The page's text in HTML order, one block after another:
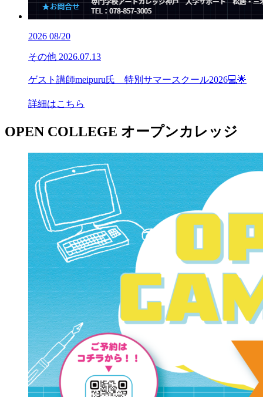
2026 08/20
その他 2026.07.13
ゲスト講師meipuru氏 特別サマースクール2026💻🌟
詳細はこちら
OPEN COLLEGE オープンカレッジ